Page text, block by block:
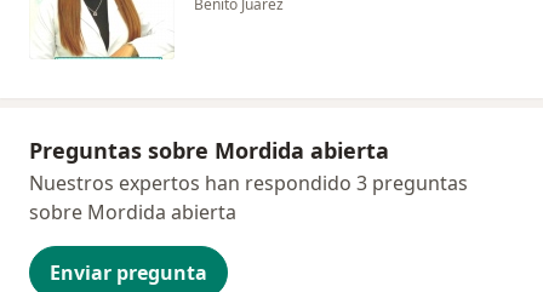
Benito Juárez
Preguntas sobre Mordida abierta
Enviar pregunta
Nuestros expertos han respondido 3 preguntas
sobre Mordida abierta